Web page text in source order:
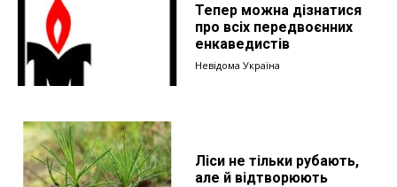
Тепер можна дізнатися
про всіх передвоєнних
енкаведистів
Невідома Україна
Ліси не тільки рубають,
але й відтворюють